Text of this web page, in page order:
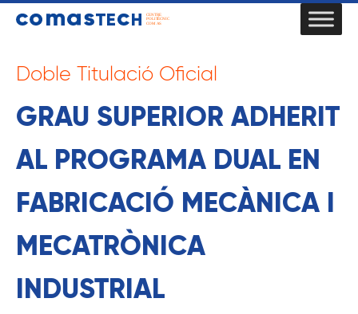
Doble Titulació Oficial
GRAU SUPERIOR ADHERIT
AL PROGRAMA DUAL EN
FABRICACIÓ MECÀNICA I
MECATRÒNICA
INDUSTRIAL